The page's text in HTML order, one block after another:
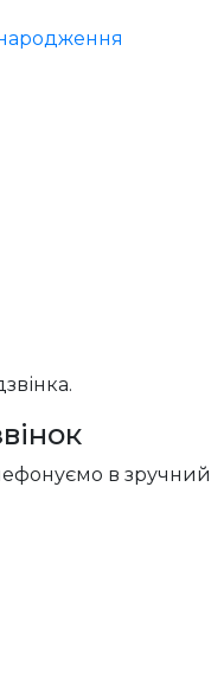
народження
в зручний